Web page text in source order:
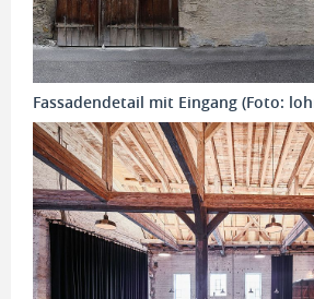
Fassadendetail mit Eingang (Foto: